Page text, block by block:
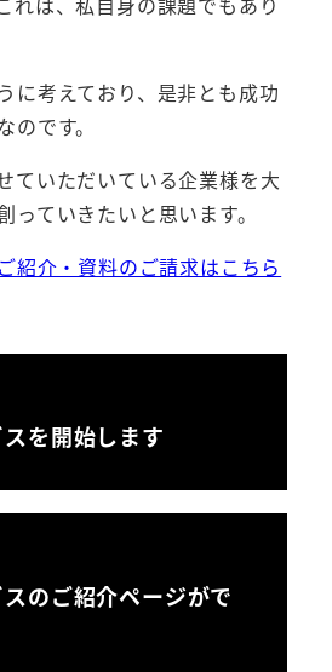
に考えており、是非とも成功
のです。
ていただいている企業様を大
っていきたいと思います。
紹介・資料のご請求はこちら
を開始します
のご紹介ページがで